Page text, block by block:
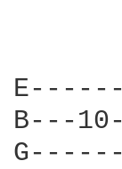
B---